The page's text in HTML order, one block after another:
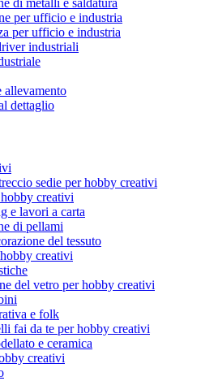
per ufficio e industria
per ufficio e industria
industriali
dettaglio
sedie per hobby creativi
creativi
e lavori a carta
di pellami
del tessuto
creativi
del vetro per hobby creativi
e folk
fai da te per hobby creativi
e ceramica
creativi